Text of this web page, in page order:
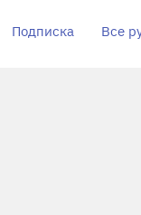
Подписка Все